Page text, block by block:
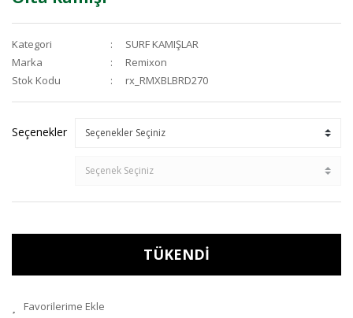
Kategori
SURF KAMIŞLAR
Marka
Remixon
Stok Kodu
rx_RMXBLBRD270
Seçenekler
TÜKENDİ